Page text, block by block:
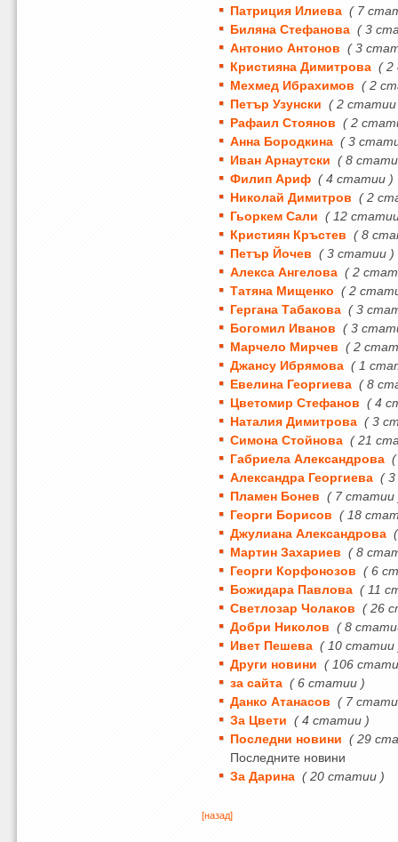
Патриция Илиева ( 7
Биляна Стефанова ( 3
Антонио Антонов ( 3
Кристияна Димитрова ( 2
Мехмед Ибрахимов ( 2
Петър Узунски ( 2
Рафаил Стоянов ( 2
Анна Бородкина ( 3
Иван Арнаутски ( 8
Филип Ариф ( 4 статии )
Николай Димитров ( 2
Гьоркем Сали ( 12
Кристиян Кръстев ( 8
Петър Йочев ( 3 статии )
Алекса Ангелова ( 2
Татяна Мищенко ( 2
Гергана Табакова ( 3
Богомил Иванов ( 3
Марчело Мирчев ( 2
Джансу Ибрямова ( 1
Евелина Георгиева ( 8
Цветомир Стефанов ( 4
Наталия Димитрова ( 3
Симона Стойнова ( 21
Габриела Александрова
Александра Георгиева (
Пламен Бонев ( 7 статии
Георги Борисов ( 18
Джулиана Александрова
Мартин Захариев ( 8
Георги Корфонозов ( 6
Божидара Павлова ( 11
Светлозар Чолаков ( 26
Добри Николов ( 8
Ивет Пешева ( 10 статии
Други новини ( 106
за сайта ( 6 статии )
Данко Атанасов ( 7
За Цвети ( 4 статии )
Последни новини ( 29
Последните новини
За Дарина ( 20 статии )
[назад]